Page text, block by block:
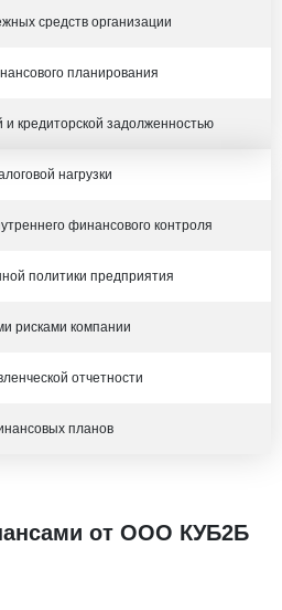
средств организации
планирования
и кредиторской задолженностью
нагрузки
финансового контроля
политики предприятия
рисками компании
отчетности
планов
от ООО КУБ2Б